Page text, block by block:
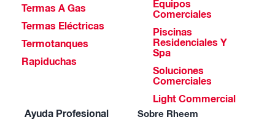
Termas A Gas
Termas Eléctricas
Termotanques
Rapiduchas
Equipos
Comerciales
Piscinas
Residenciales Y
Spa
Soluciones
Comerciales
Light Commercial
Ayuda Profesional
Sobre Rheem